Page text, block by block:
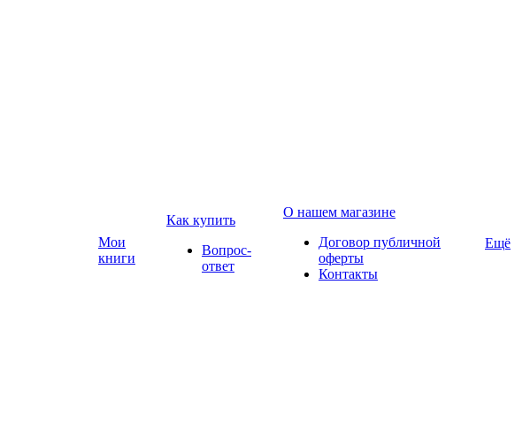
Мои
книги
Как купить
Вопрос-
ответ
О нашем магазине
Договор публичной
оферты
Контакты
Ещё